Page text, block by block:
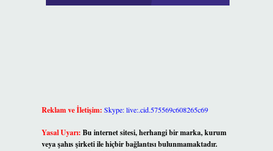
Reklam ve İletişim: Skype: live:.cid.575569c608265c69
Yasal Uyarı: Bu internet sitesi, herhangi bir marka, kurum
veya şahıs şirketi ile hiçbir bağlantısı bulunmamaktadır.